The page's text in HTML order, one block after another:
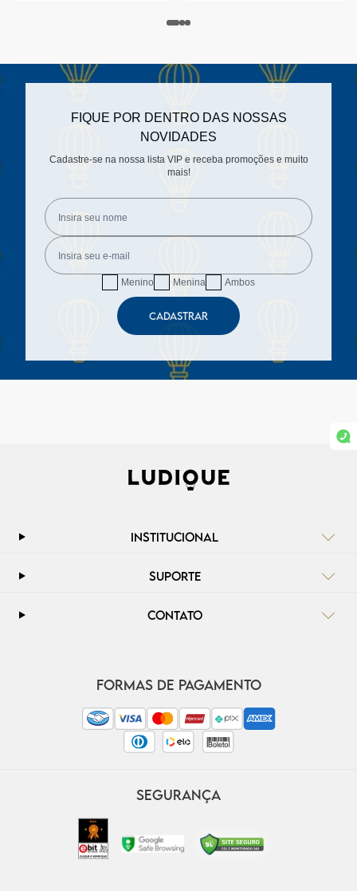
FIQUE POR DENTRO DAS NOSSAS
NOVIDADES
Cadastre-se na nossa lista VIP e receba promoções e muito
mais!
Menino Menina Ambos
CADASTRAR
INSTITUCIONAL
SUPORTE
CONTATO
FORMAS DE PAGAMENTO
SEGURANÇA